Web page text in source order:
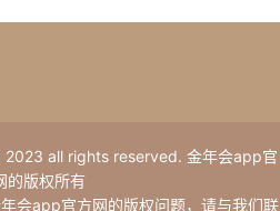
all rights reserved. 金年会app官
的版权所有
会app官方网的版权问题，请与我们联